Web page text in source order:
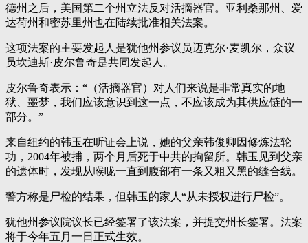
德州之后，美国第二个州立法反对活摘器官。亚利桑那州、爱
达荷州和密苏里州也在陆续批准相关法案。
这项法案的主要发起人是犹他州参议员迈克尔·麦凯尔，众议
员坎迪斯·皮尔鲁奇是共同发起人。
皮尔鲁奇表示：“（活摘器官）对人们来说是非常真实的地
狱、噩梦，我们应该意识到这一点，不应该成为其供应链的一
部分。”
来自纽约的韩玉在听证会上说，她的父亲韩俊卿因修炼法轮
功，2004年被捕，两个月后死于中共的拘留所。韩玉见到父亲
的遗体时，发现从喉咙一直到腹部有一条又粗又黑的缝合线。
警方称是尸检的结果，但韩玉的家人“从未授权进行尸检”。
犹他州参议院议长已经签署了该法案，并提交州长签署。法案
将于今年五月一日正式生效。